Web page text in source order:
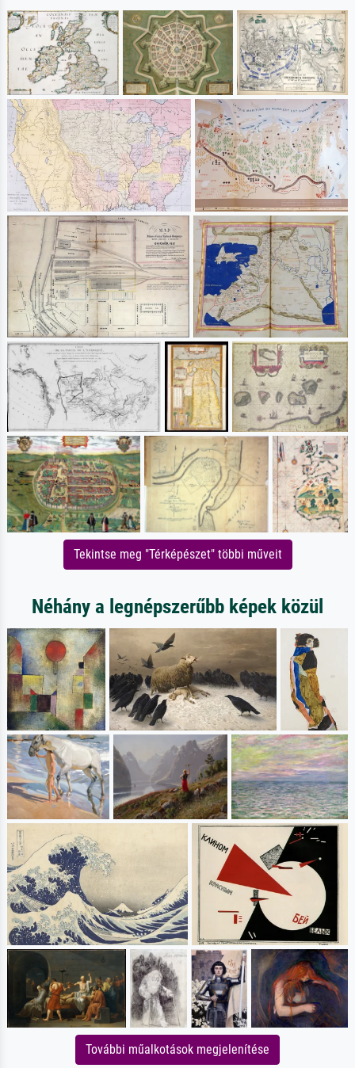
Tekintse meg "Térképészet" többi műveit
Néhány a legnépszerűbb képek közül
További műalkotások megjelenítése